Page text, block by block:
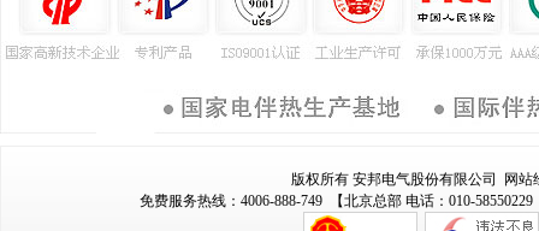
版权所有 安邦电气股份有限公司 网站
免费服务热线：4006-888-749 【北京总部 电话：010-